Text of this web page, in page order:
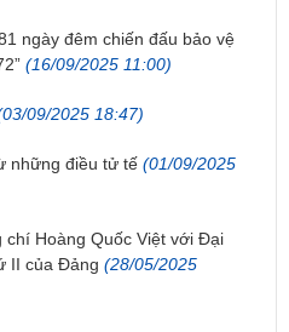
ngày đêm chiến đấu bảo vệ
(16/09/2025 11:00)
09/2025 18:47)
những điều tử tế (01/09/2025
chí Hoàng Quốc Việt với Đại
II của Đảng (28/05/2025